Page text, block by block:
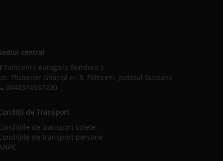
central
Falticeni ( Autogara Romfour )
Plutonier Ghiniţă nr.8, Fălticeni, judeţul Suceava
0040374557200
de Transport
de transport colete
de transport persone